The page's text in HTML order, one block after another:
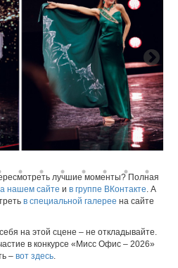
лучшие моменты? Полная
нашем сайте ив группе ВКонтакте. А
в специальной галерее на сайте
на этой сцене – не откладывайте.
в конкурсе «Мисс Офис – 2026»
–вот здесь.